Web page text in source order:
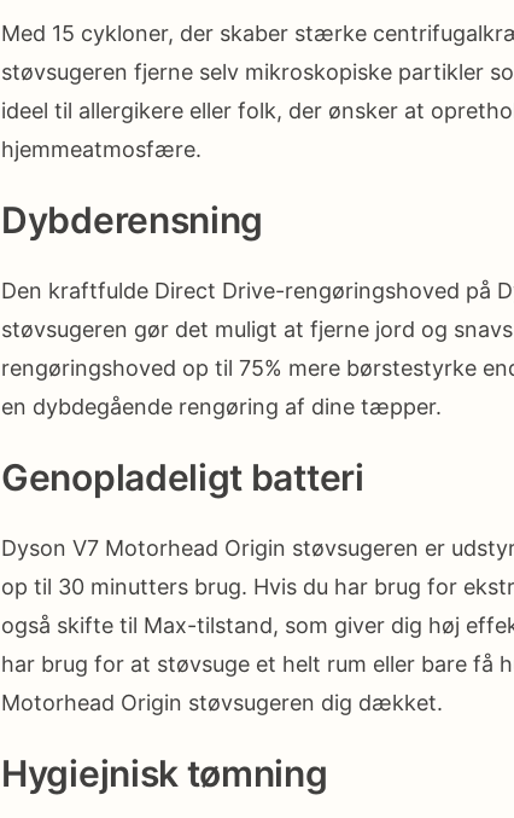
Med 15 cykloner, der skaber stærke
støvsugeren fjerne selv mikroskopiske partikler
ideel til allergikere eller folk, der ønsker at
hjemmeatmosfære.
Dybderensning
Den kraftfulde Direct Drive-rengøringshoved på
støvsugeren gør det muligt at fjerne jord og
rengøringshoved op til 75% mere børstestyrke
en dybdegående rengøring af dine tæpper.
Genopladeligt batteri
Dyson V7 Motorhead Origin støvsugeren er
op til 30 minutters brug. Hvis du har brug for
også skifte til Max-tilstand, som giver dig høj
har brug for at støvsuge et helt rum eller bare få
Motorhead Origin støvsugeren dig dækket.
Hygiejnisk tømning